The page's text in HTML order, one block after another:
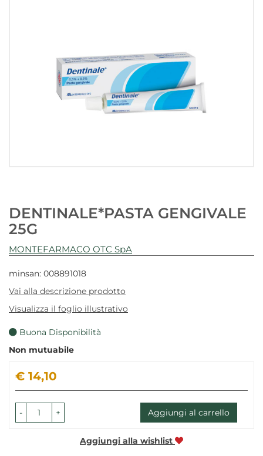
DENTINALE*PASTA GENGIVALE
25G
MONTEFARMACO OTC SpA
minsan: 008891018
Vai alla descrizione prodotto
Visualizza il foglio illustrativo
Buona Disponibilità
Non mutuabile
Prezzo
€ 14,10
- + Aggiungi al carrello
Aggiungi alla wishlist